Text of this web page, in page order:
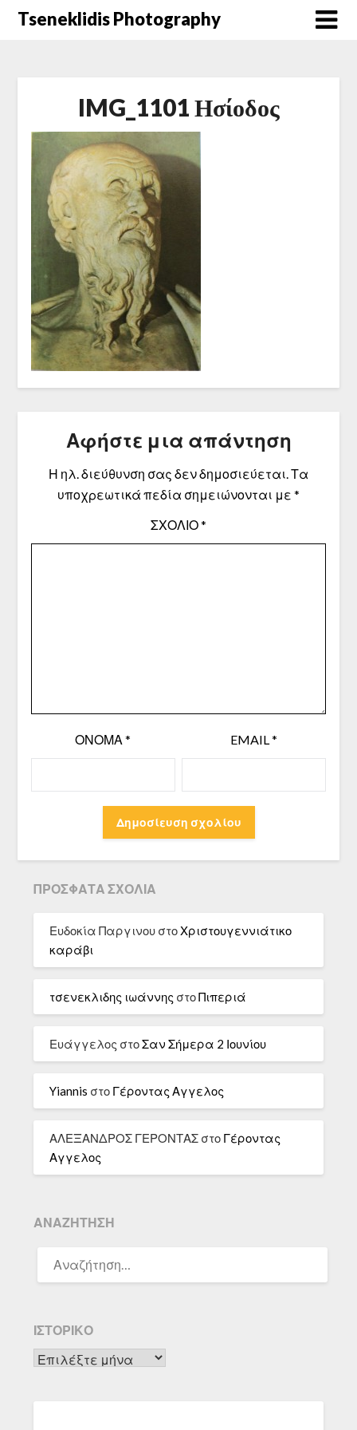
Μετάβαση
Tseneklidis Photography
IMG_1101 Ησίοδος
Αφήστε μια απάντηση
Η ηλ. διεύθυνση σας δεν δημοσιεύεται.Τα
υποχρεωτικά πεδία σημειώνονται με *
ΣΧΌΛΙΟ*
ΌΝΟΜΑ* EMAIL*
ΠΡΌΣΦΑΤΑ ΣΧΌΛΙΑ
Ευδοκία Παργινου στοΧριστουγεννιάτικο
καράβι
τσενεκλιδης ιωάννης στοΠιπεριά
Ευάγγελος στοΣαν Σήμερα 2 Ιουνίου
Yiannis στο Γέροντας Αγγελος
ΑΛΕΞΑΝΔΡΟΣ ΓΕΡΟΝΤΑΣ στο Γέροντας
Αγγελος
ΑΝΑΖΉΤΗΣΗ
ΓΙΑ:
ΙΣΤΟΡΙΚΌ
Ιστορικό